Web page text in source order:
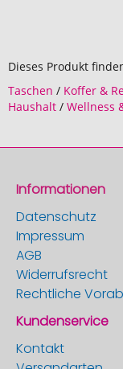
Dieses Produkt
Taschen / Koffer &
Haushalt / Wellness
Informationen
Datenschutz
Impressum
AGB
Widerrufsrecht
Rechtliche
Kundenservice
Kontakt